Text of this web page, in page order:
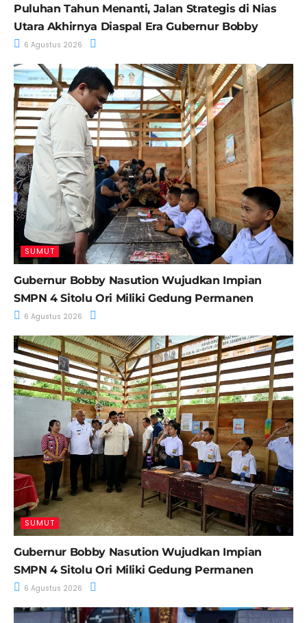
Puluhan Tahun Menanti, Jalan Strategis di Nias
Utara Akhirnya Diaspal Era Gubernur Bobby
6 Agustus 2026
SUMUT
Gubernur Bobby Nasution Wujudkan Impian
SMPN 4 Sitolu Ori Miliki Gedung Permanen
6 Agustus 2026
SUMUT
Gubernur Bobby Nasution Wujudkan Impian
SMPN 4 Sitolu Ori Miliki Gedung Permanen
6 Agustus 2026